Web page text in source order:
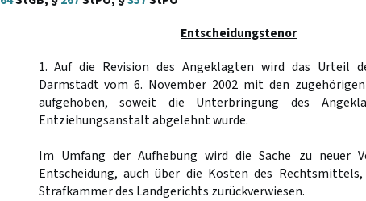
Entscheidungstenor
1. Auf die Revision des Angeklagten wird das Urteil
Darmstadt vom 6. November 2002 mit den
aufgehoben, soweit die Unterbringung des
Entziehungsanstalt abgelehnt wurde.
Im Umfang der Aufhebung wird die Sache zu neuer
Entscheidung, auch über die Kosten des
Strafkammer des Landgerichts zurückverwiesen.